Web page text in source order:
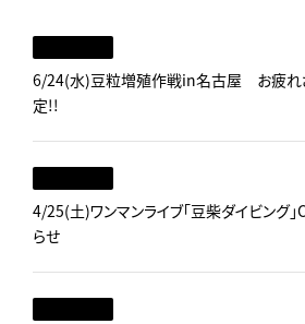
6/24(水)豆粒増殖作戦in名古屋 お疲
定!!
4/25(土)ワンマンライブ「豆柴ダイビング
らせ